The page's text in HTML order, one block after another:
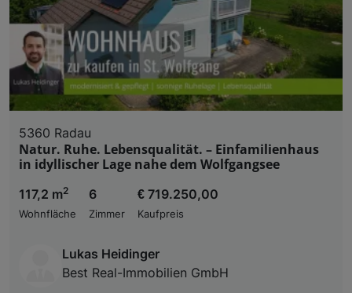
5360 Radau
Natur. Ruhe. Lebensqualität. – Einfamilienhaus
in idyllischer Lage nahe dem Wolfgangsee
117,2 m2
Wohnfläche
6
Zimmer
€ 719.250,00
Kaufpreis
Lukas Heidinger
Best Real-Immobilien GmbH